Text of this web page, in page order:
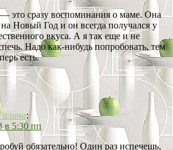
это сразу воспоминания о маме. Она
на Новый Год и он всегда получался у
вкуса. А я так еще и не
Надо как-нибудь попробовать, тем
есть.
:
в 5:30 пп
обязательно! Один раз испечешь,